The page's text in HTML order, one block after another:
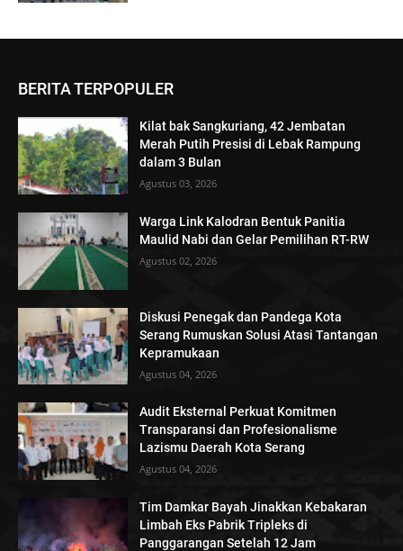
BERITA TERPOPULER
Kilat bak Sangkuriang, 42 Jembatan
Merah Putih Presisi di Lebak Rampung
dalam 3 Bulan
Agustus 03, 2026
Warga Link Kalodran Bentuk Panitia
Maulid Nabi dan Gelar Pemilihan RT-RW
Agustus 02, 2026
Diskusi Penegak dan Pandega Kota
Serang Rumuskan Solusi Atasi Tantangan
Kepramukaan
Agustus 04, 2026
Audit Eksternal Perkuat Komitmen
Transparansi dan Profesionalisme
Lazismu Daerah Kota Serang
Agustus 04, 2026
Tim Damkar Bayah Jinakkan Kebakaran
Limbah Eks Pabrik Tripleks di
Panggarangan Setelah 12 Jam